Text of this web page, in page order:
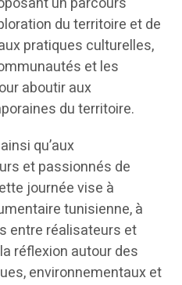
du territoire et de
pratiques culturelles,
et les
aboutir aux
du territoire.
qu’aux
et passionnés de
journée vise à
tunisienne, à
entre réalisateurs et
réflexion autour des
environnementaux et